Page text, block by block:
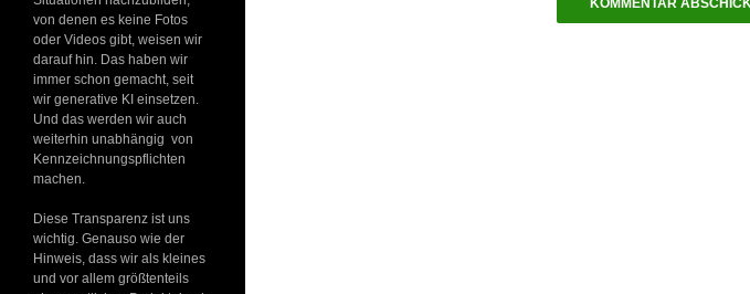
von denen es keine Fotos
oder Videos gibt, weisen wir
darauf hin. Das haben wir
immer schon gemacht, seit
wir generative KI einsetzen.
Und das werden wir auch
weiterhin unabhängig von
Kennzeichnungspflichten
machen.
Diese Transparenz ist uns
wichtig. Genauso wie der
Hinweis, dass wir als kleines
und vor allem größtenteils